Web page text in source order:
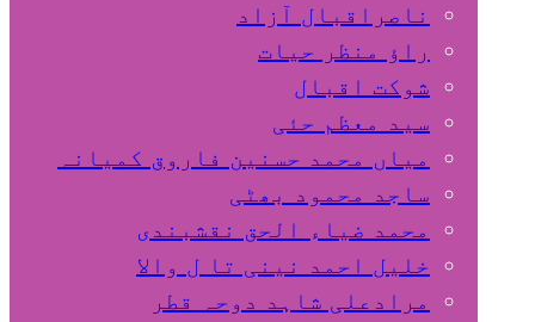
ناصراقبال آزاد
راؤ منظر حیات
شوکت اقبال
سید معظم حئی
میاں محمد حسنین فاروق کمیانہ
ساجد محمود بھٹی
محمد ضیاء الحق نقشبندی
خلیل احمد نینی تا ل والا
مرادعلی شاہد دوحہ قطر